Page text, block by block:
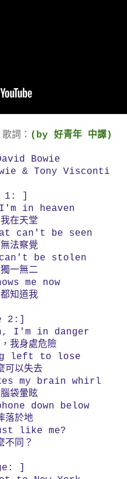
詞： (by 好青年 中譯)
Bowie
& Tony Visconti
1: ]
in heaven
在天堂
can't be seen
法察覺
be stolen
一無二
me now
知道我
2:]
I'm in danger
，我身處危險
left to lose
可以失去
my brain whirl
袋暈眩
down below
落於地
like me?
不同？
]